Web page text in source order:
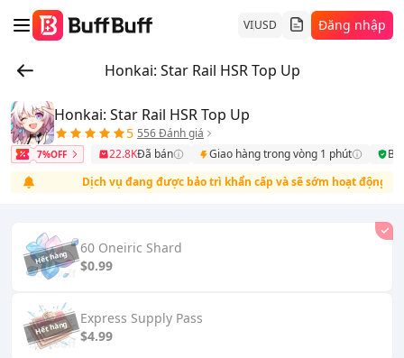
VIUSD Đăng nhập
Honkai: Star Rail HSR Top Up
Honkai: Star Rail HSR Top Up
5 556 Đánh giá
7%OFF 22.8KĐã bán Giao hàng trong vòng 1 phút
Dịch vụ đang được bảo trì khẩn cấp và sẽ sớm hoạt động trở
60 Oneiric Shard
$0.99
Express Supply Pass
$4.99